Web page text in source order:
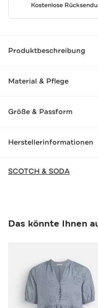
Kostenlose
Produktbeschreibung
Material & Pflege
Größe & Passform
Herstellerinformationen
SCOTCH & SODA
Das könnte Ihnen